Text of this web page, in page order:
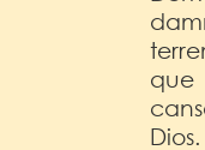
que